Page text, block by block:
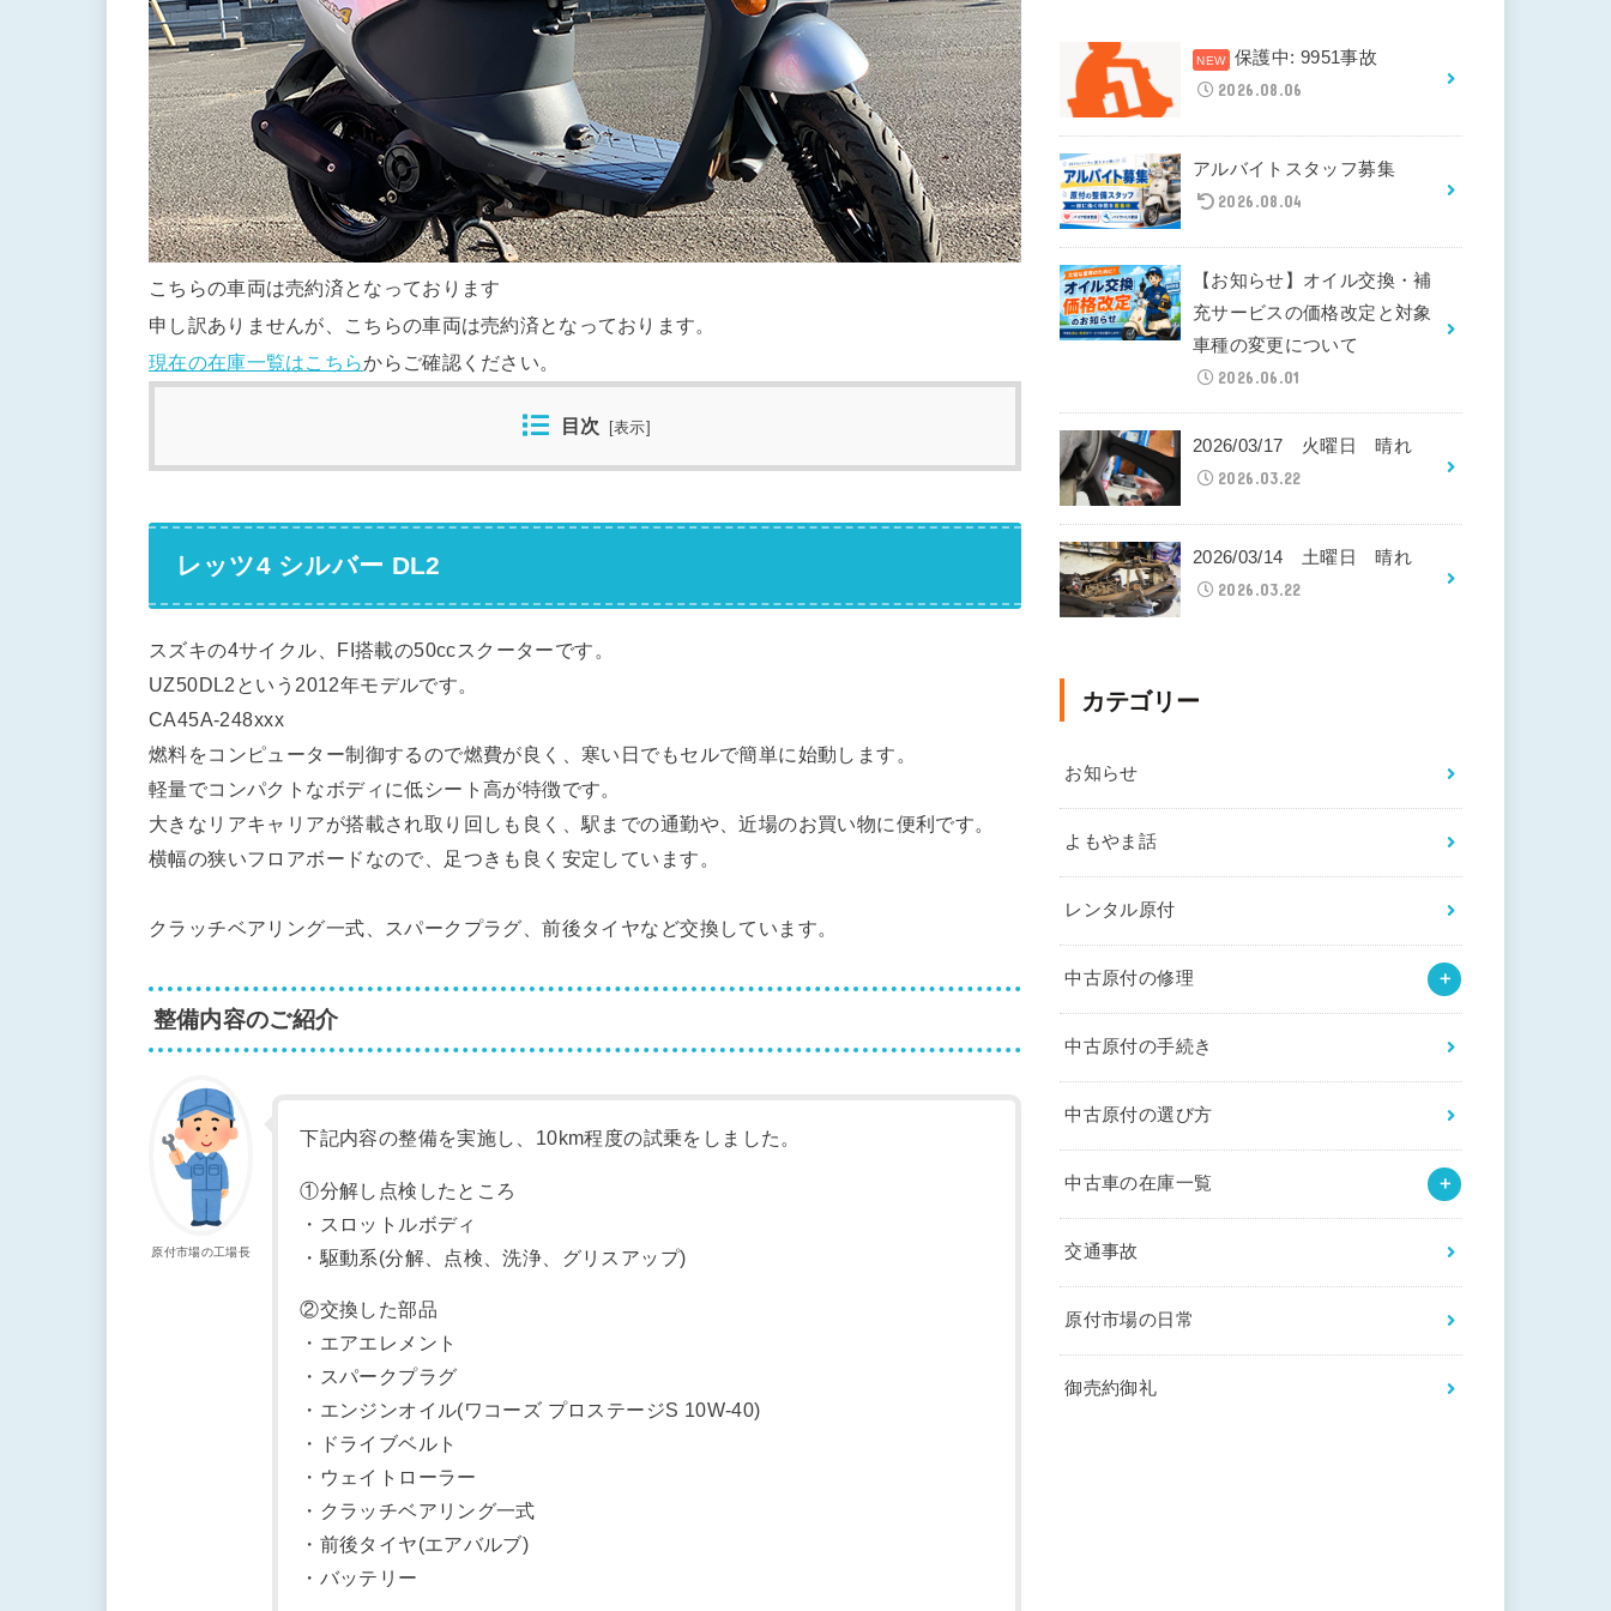
こちらの車両は売約済となっております
申し訳ありませんが、こちらの車両は売約済となっております。
現在の在庫一覧はこちらからご確認ください。
目次 [表示
レッツ4 シルバー DL2
スズキの4サイクル、FI搭載の50ccスクーターです。
UZ50DL2という2012年モデルです。
CA45A-248xxx
燃料をコンピューター制御するので燃費が良く、寒い日でもセルで簡単に始動します。
軽量でコンパクトなボディに低シート高が特徴です。
大きなリアキャリアが搭載され取り回しも良く、駅までの通勤や、近場のお買い物に便利です。
横幅の狭いフロアボードなので、足つきも良く安定しています。
クラッチベアリング一式、スパークプラグ、前後タイヤなど交換しています。
整備内容のご紹介
原付市場の工場長
下記内容の整備を実施し、10km程度の試乗をしました。
①分解し点検したところ
・スロットルボディ
・駆動系(分解、点検、洗浄、グリスアップ)
②交換した部品
・エアエレメント
・スパークプラグ
・エンジンオイル(ワコーズ プロステージS 10W-40)
・ドライブベルト
・ウェイトローラー
・クラッチベアリング一式
・前後タイヤ(エアバルブ)
・バッテリー
保護中: 9951事故
2026.08.06
アルバイトスタッフ募集
2026.08.04
【お知らせ】オイル交換・補
充サービスの価格改定と対象
車種の変更について
2026.06.01
2026/03/17 火曜日 晴れ
2026.03.22
2026/03/14 土曜日 晴れ
2026.03.22
カテゴリー
お知らせ
よもやま話
レンタル原付
中古原付の修理
中古原付の手続き
中古原付の選び方
中古車の在庫一覧
交通事故
原付市場の日常
御売約御礼